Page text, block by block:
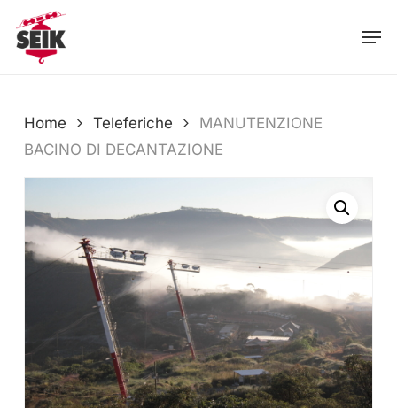
main
Home Teleferiche
MANUTENZIONE
BACINO DI DECANTAZIONE